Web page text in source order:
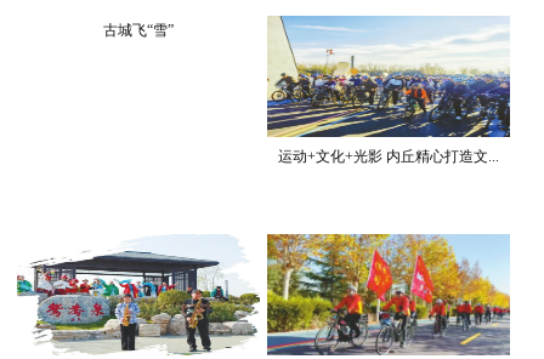
古城飞“雪”
运动+文化+光影 内丘精心打造文...